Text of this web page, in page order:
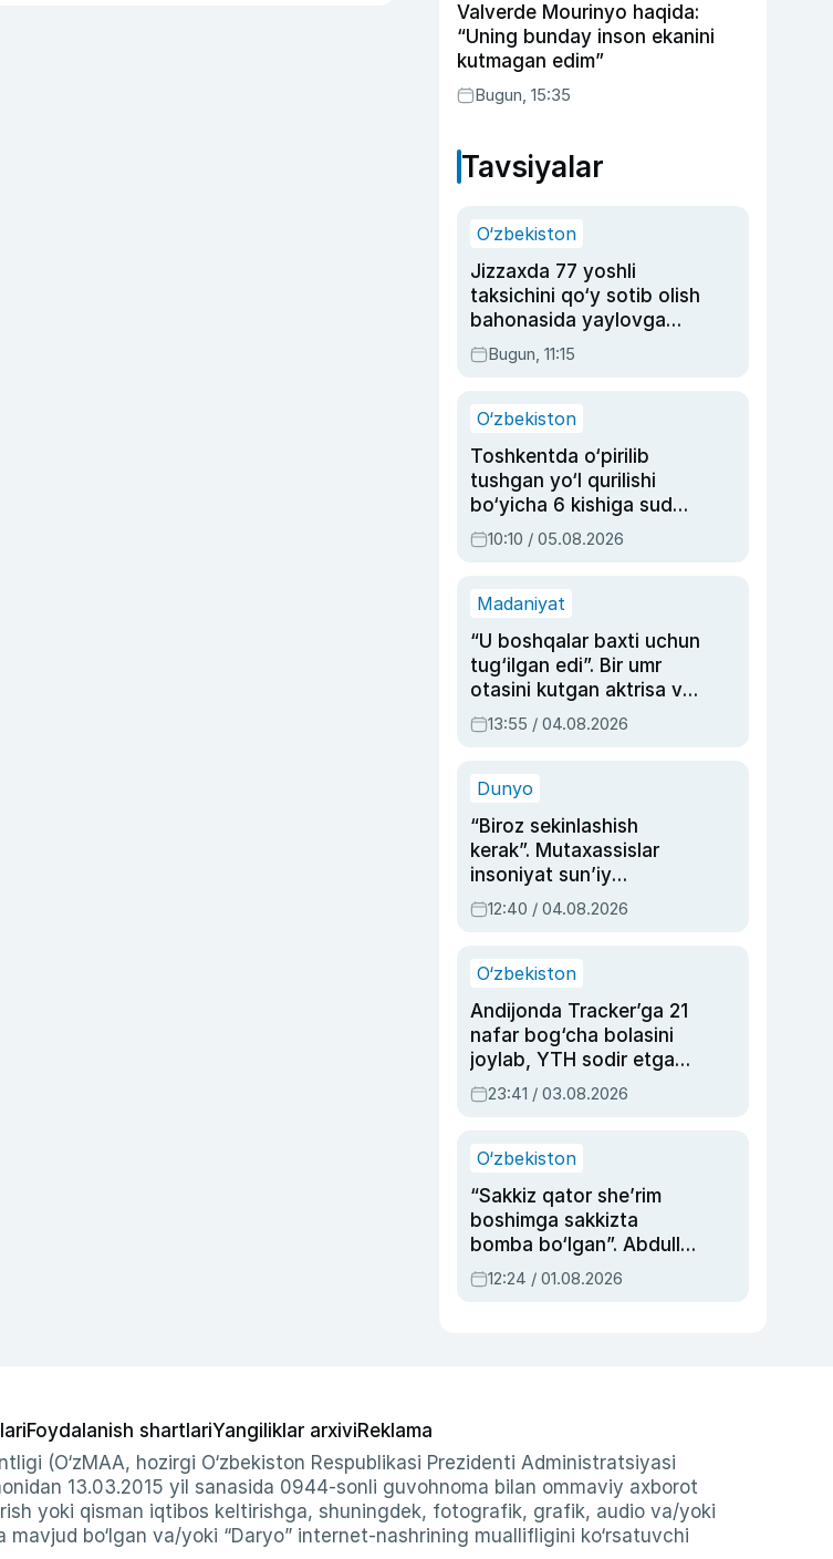
Valverde Mourinyo haqida:
“Uning bunday inson ekanini
kutmagan edim”
Bugun, 15:35
Tavsiyalar
O‘zbekiston
Jizzaxda 77 yoshli
taksichini qo‘y sotib olish
bahonasida yaylovga
olib borib o‘ldirgan yigit
20 yilga qamaldi
Bugun, 11:15
O‘zbekiston
Toshkentda o‘pirilib
tushgan yo‘l qurilishi
bo‘yicha 6 kishiga sud
hukmi o‘qildi
10:10 / 05.08.2026
Madaniyat
“U boshqalar baxti uchun
tug‘ilgan edi”. Bir umr
otasini kutgan aktrisa va
dublyaj ustasi Rimma
Ahmedovaning
13:55 / 04.08.2026
Dunyo
“Biroz sekinlashish
kerak”. Mutaxassislar
insoniyat sun’iy
intellektni boshqara
olmay qolishidan xavotir
12:40 / 04.08.2026
O‘zbekiston
Andijonda Tracker’ga 21
nafar bog‘cha bolasini
joylab, YTH sodir etgan
ayolga sud hukmi o‘qildi
23:41 / 03.08.2026
O‘zbekiston
“Sakkiz qator she’rim
boshimga sakkizta
bomba bo‘lgan”. Abdulla
Oripovni siyosiy
ayblovlardan asrab
12:24 / 01.08.2026
Foydalanish shartlariYangiliklar arxiviReklama
(O‘zMAA, hozirgi O‘zbekiston Respublikasi Prezidenti Administratsiyasi
13.03.2015 yil sanasida 0944-sonli guvohnoma bilan ommaviy axborot
yoki qisman iqtibos keltirishga, shuningdek, fotografik, grafik, audio va/yoki
bo‘lgan va/yoki “Daryo” internet-nashrining muallifligini ko‘rsatuvchi